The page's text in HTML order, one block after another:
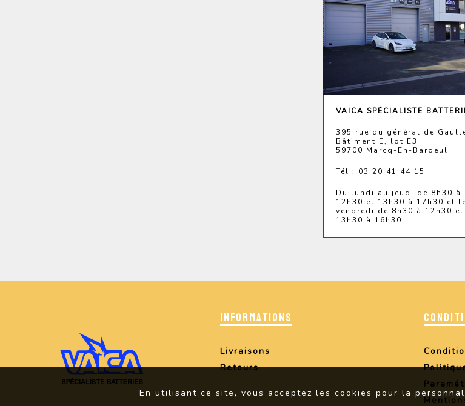
VAICA SPÉCIALISTE
395 rue du général de
Bâtiment E, lot E3
59700 Marcq-En-Baroeul
Tél : 03 20 41 44 15
Du lundi au jeudi de 8h30 à
12h30 et 13h30 à 17h30 et
vendredi de 8h30 à 12h30 et
13h30 à 16h30
INFORMATIONS
Livraisons
Retours
En utilisant ce site, vous acceptez les cookies pour la